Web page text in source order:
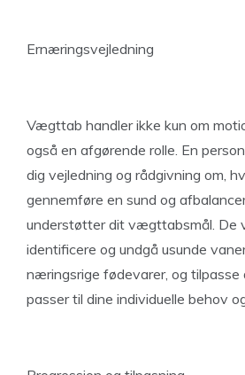
Ernæringsvejledning
Vægttab handler ikke kun om
også en afgørende rolle. En
dig vejledning og rådgivning om,
gennemføre en sund og
understøtter dit vægttabsmål. De
identificere og undgå usunde
næringsrige fødevarer, og tilpasse
passer til dine individuelle behov